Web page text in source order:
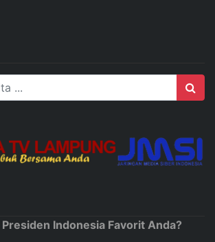
Presiden Indonesia Favorit Anda?